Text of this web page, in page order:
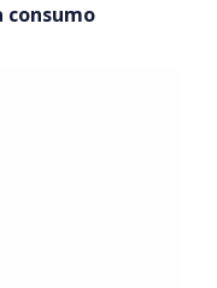
consumo